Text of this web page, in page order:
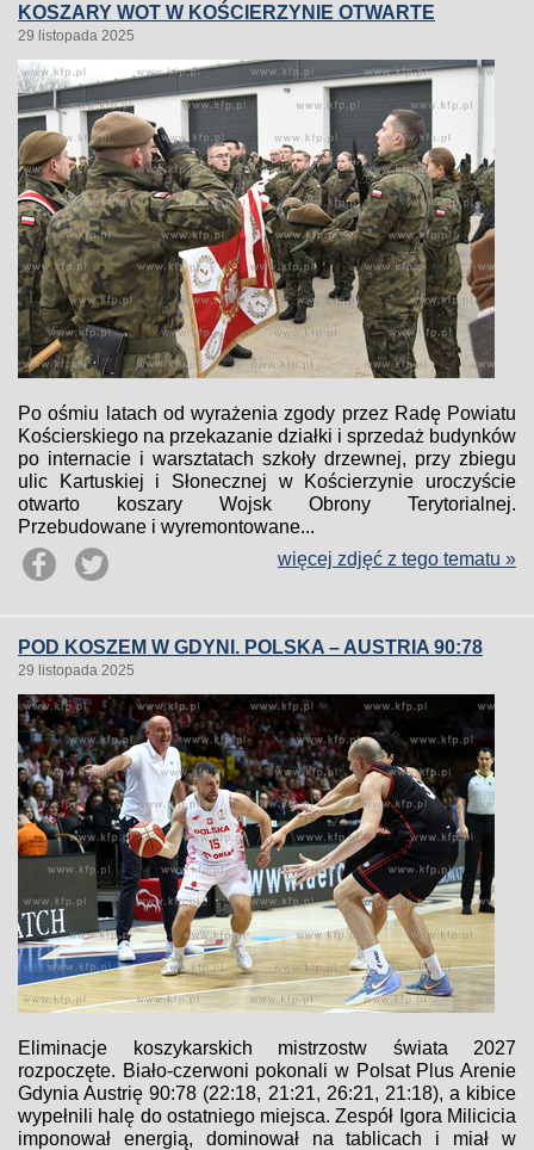
KOSZARY WOT W KOŚCIERZYNIE OTWARTE
29 listopada 2025
Po ośmiu latach od wyrażenia zgody przez Radę Powiatu
Kościerskiego na przekazanie działki i sprzedaż budynków
po internacie i warsztatach szkoły drzewnej, przy zbiegu
ulic Kartuskiej i Słonecznej w Kościerzynie uroczyście
otwarto koszary Wojsk Obrony Terytorialnej.
Przebudowane i wyremontowane...
więcej zdjęć z tego tematu »
POD KOSZEM W GDYNI. POLSKA – AUSTRIA 90:78
29 listopada 2025
Eliminacje koszykarskich mistrzostw świata 2027
rozpoczęte. Biało-czerwoni pokonali w Polsat Plus Arenie
Gdynia Austrię 90:78 (22:18, 21:21, 26:21, 21:18), a kibice
wypełnili halę do ostatniego miejsca. Zespół Igora Milicicia
imponował energią, dominował na tablicach i miał w